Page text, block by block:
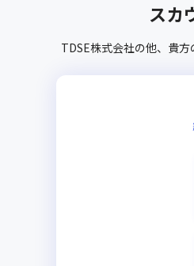
スカ
TDSE株式会社の他、 貴方